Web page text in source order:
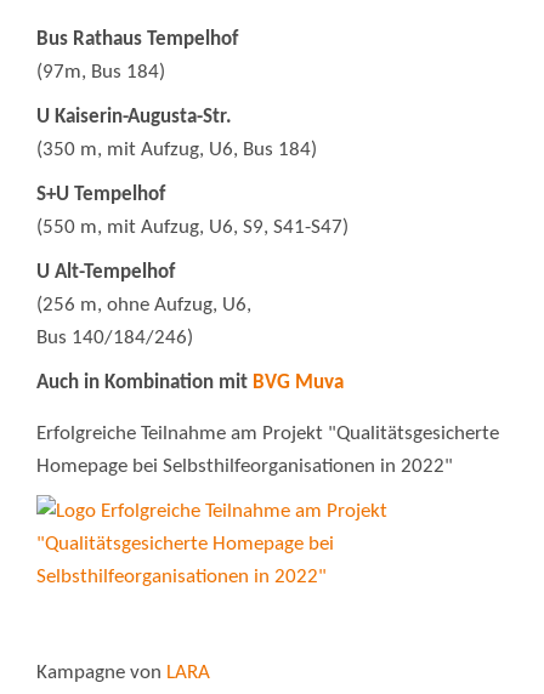
Bus Rathaus Tempelhof
(97m, Bus 184)
U Kaiserin-Augusta-Str.
(350 m, mit Aufzug, U6, Bus 184)
S+U Tempelhof
(550 m, mit Aufzug, U6, S9, S41-S47)
U Alt-Tempelhof
(256 m, ohne Aufzug, U6,
Bus 140/184/246)
Auch in Kombination mit BVG Muva
Erfolgreiche Teilnahme am Projekt "Qualitätsgesicherte
Homepage bei Selbsthilfeorganisationen in 2022"
Kampagne von LARA